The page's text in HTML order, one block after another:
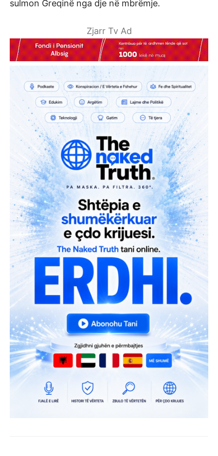
sulmon Greqinë nga dje në mbrëmje.
Zjarr Tv Ad